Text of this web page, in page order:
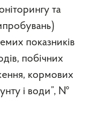
та
показників
побічних
кормових
і води”, №